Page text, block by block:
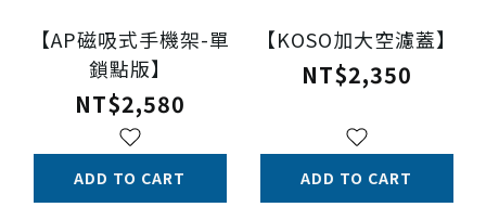
【AP磁吸式手機架-單
鎖點版】
NT$2,580
ADD TO CART
【KOSO加大空濾蓋】
NT$2,350
ADD TO CART